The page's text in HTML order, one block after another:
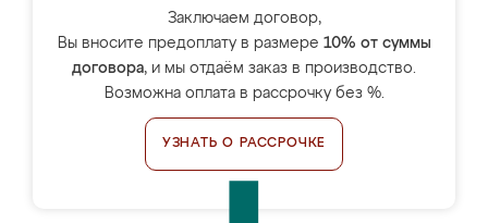
Заключаем договор,
Вы вносите предоплату в размере 10% от суммы
договора, и мы отдаём заказ в производство.
Возможна оплата в рассрочку без %.
УЗНАТЬ О РАССРОЧКЕ